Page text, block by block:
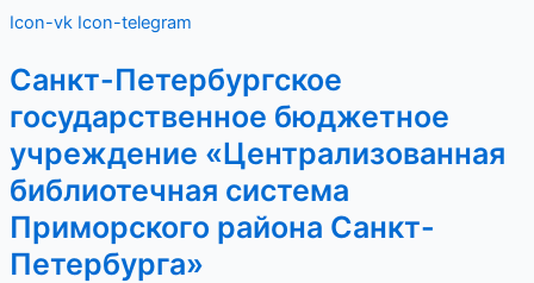
Перейти
содержимому
Icon-vk Icon-telegram
Санкт-Петербургское
государственное бюджетное
учреждение «Централизованная
библиотечная система
Приморского района Санкт-
Петербурга»
Main